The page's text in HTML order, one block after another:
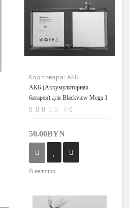
Код товара: АКБ
(Аккумуляторная
батарея) для Blackview
Mega 1 (Li309093HTT)
АКБ (Аккумуляторная
батарея) для Blackview Mega 1
(Li309093HTT) 0
50.00BYN
В наличии